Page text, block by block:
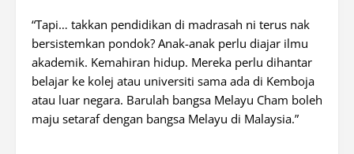
“Tapi… takkan pendidikan di madrasah ni terus nak
bersistemkan pondok? Anak-anak perlu diajar ilmu
akademik. Kemahiran hidup. Mereka perlu dihantar
belajar ke kolej atau universiti sama ada di Kemboja
atau luar negara. Barulah bangsa Melayu Cham boleh
maju setaraf dengan bangsa Melayu di Malaysia.”